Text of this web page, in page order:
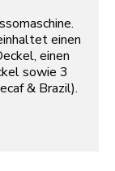
einen
einen
sowie 3
& Brazil).